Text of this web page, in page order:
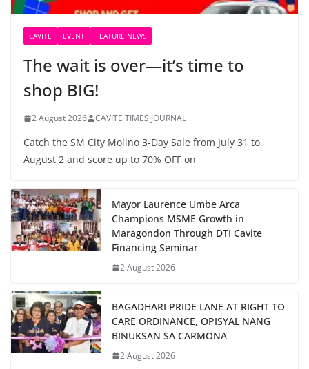
CAVITE EVENT FEATURE NEWS
The wait is over—it’s time to
shop BIG!
2 August 2026 CAVITE TIMES JOURNAL
Catch the SM City Molino 3-Day Sale from July 31 to
August 2 and score up to 70% OFF on
Mayor Laurence Umbe Arca
Champions MSME Growth in
Maragondon Through DTI Cavite
Financing Seminar
2 August 2026
BAGADHARI PRIDE LANE AT RIGHT TO
CARE ORDINANCE, OPISYAL NANG
BINUKSAN SA CARMONA
2 August 2026